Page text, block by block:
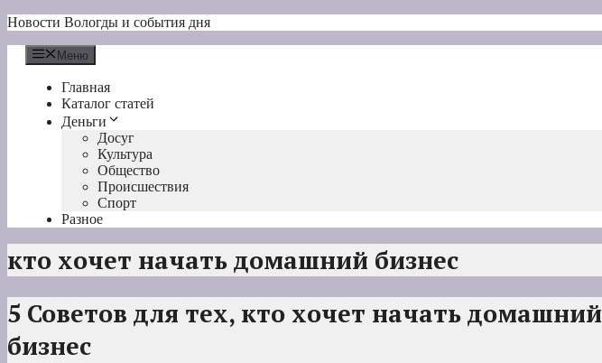
Перейти
содержимому
Новости Вологды и события дня
Меню
Главная
Каталог статей
Деньги
Досуг
Культура
Общество
Происшествия
Спорт
Разное
кто хочет начать домашний бизнес
5 Советов для тех, кто хочет начать домашний
бизнес